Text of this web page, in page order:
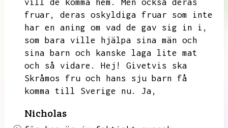
vill de komma hem.
Men också deras
fruar,
deras oskyldiga fruar som inte
har en aning om vad de gav sig in i,
som bara ville hjälpa sina män och
sina barn och kanske laga lite mat
och så vidare.
Hej!
Givetvis ska
Skråmos fru och hans sju barn få
komma till Sverige nu.
Ja,
Nicholas